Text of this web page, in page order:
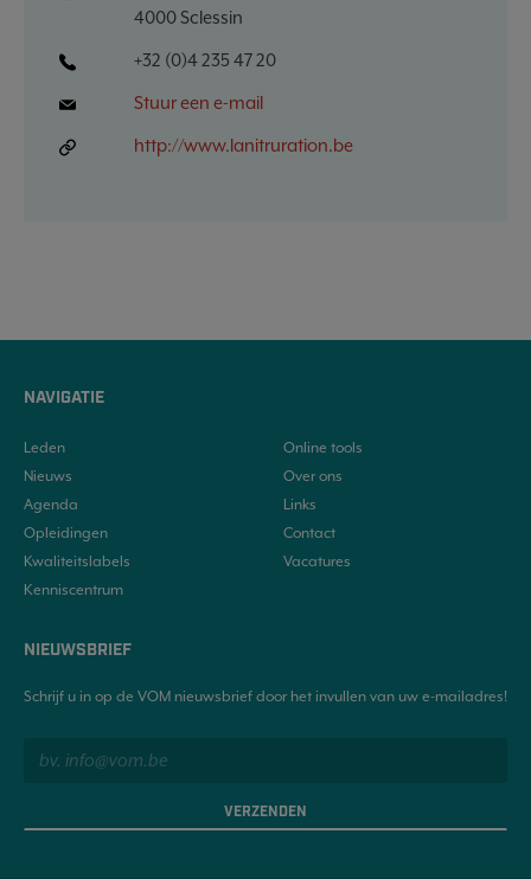
4000 Sclessin
+32 (0)4 235 47 20
Stuur een e-mail
http://www.lanitruration.be
NAVIGATIE
Leden
Nieuws
Agenda
Opleidingen
Kwaliteitslabels
Kenniscentrum
Online tools
Over ons
Links
Contact
Vacatures
NIEUWSBRIEF
Schrijf u in op de VOM nieuwsbrief door het invullen van uw e-mailadres!
VERZENDEN